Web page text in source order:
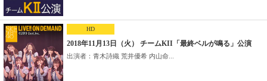
HD
2018年11月13日（火） チームKII「最終ベルが鳴る」公演
出演者：青木詩織 荒井優希 内山命...